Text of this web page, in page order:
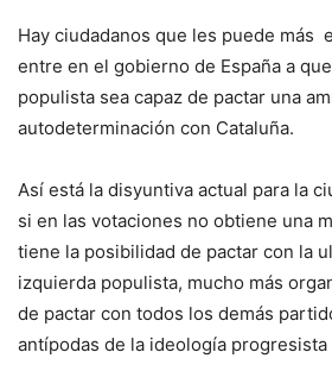
Hay ciudadanos que les puede más
entre en el gobierno de España a
populista sea capaz de pactar una
autodeterminación con Cataluña.
Así está la disyuntiva actual para la
si en las votaciones no obtiene una
tiene la posibilidad de pactar con la
izquierda populista, mucho más
de pactar con todos los demás
antípodas de la ideología